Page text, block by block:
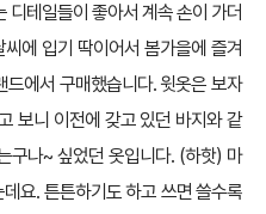
디테일들이 좋아서 계속 손이 가더
에 입기 딱이어서 봄가을에 즐겨
드에서 구매했습니다. 윗옷은 보자
보니 이전에 갖고 있던 바지와 같
구나~ 싶었던 옷입니다. (하핫) 마
요. 튼튼하기도 하고 쓰면 쓸수록